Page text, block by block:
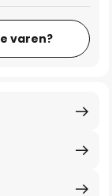
varen?